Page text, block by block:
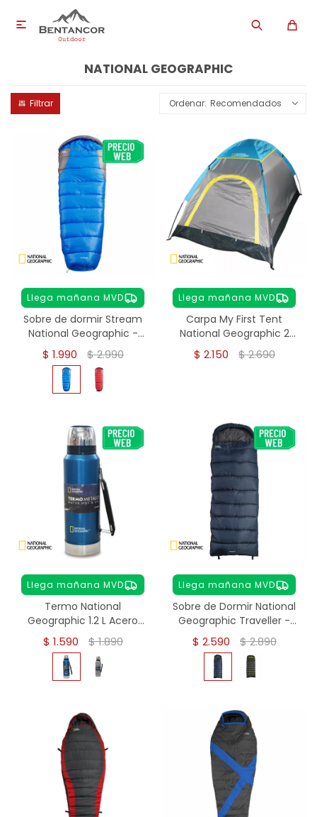

NATIONAL GEOGRAPHIC
Recomendados
Llega mañana MVD
Sobre de dormir Stream
National Geographic -
Azul
$ 1.990 $2.990
Llega mañana MVD
Carpa My First Tent
National Geographic 2
Personas
$ 2.150 $2.690
Llega mañana MVD
Termo National
Geographic 1.2 L Acero
Inoxidable - AZUL
$ 1.590 $1.890
Llega mañana MVD
Sobre de Dormir National
Geographic Traveller -
Azul
$ 2.590 $2.890